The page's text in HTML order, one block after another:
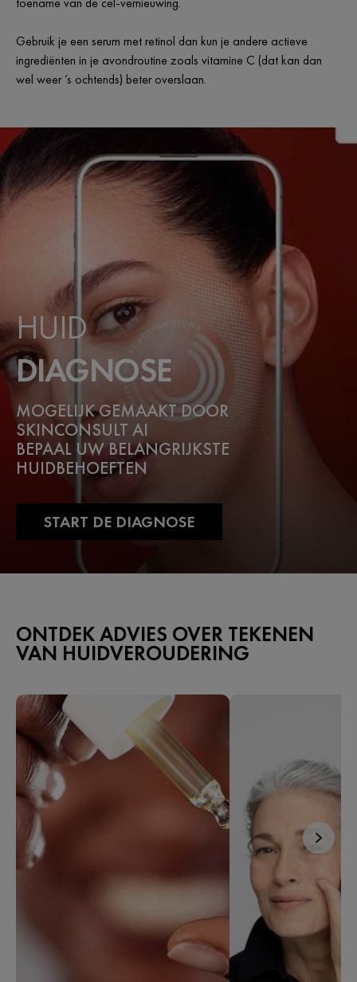
Gebruik je een serum met retinol dan kun je andere actieve
ingrediënten in je avondroutine zoals vitamine C (dat kan dan
wel weer ’s ochtends) beter overslaan.
HUID
DIAGNOSE
MOGELIJK GEMAAKT DOOR
SKINCONSULT AI
BEPAAL UW BELANGRIJKSTE
HUIDBEHOEFTEN
START DE DIAGNOSE
ONTDEK ADVIES OVER TEKENEN
VAN HUIDVEROUDERING